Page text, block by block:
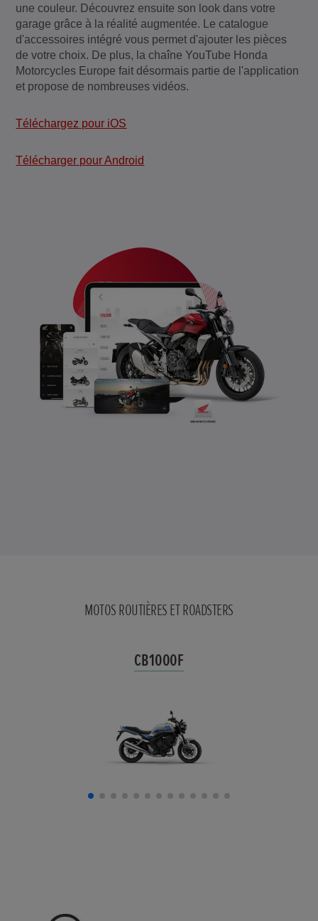
une couleur. Découvrez ensuite son look dans votre
garage grâce à la réalité augmentée. Le catalogue
d'accessoires intégré vous permet d'ajouter les pièces
de votre choix. De plus, la chaîne YouTube Honda
Motorcycles Europe fait désormais partie de l'application
et propose de nombreuses vidéos.
Téléchargez pour iOS
Télécharger pour Android
MOTOS ROUTIÈRES ET ROADSTERS
CB1000F